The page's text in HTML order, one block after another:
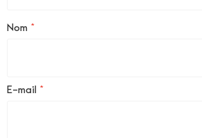
Nom *
E-mail *